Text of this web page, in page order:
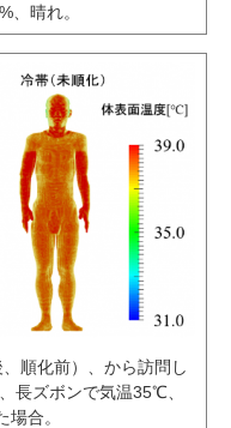
、晴れ。
順化前）、から訪問し
長ズボンで気温35℃、
合。